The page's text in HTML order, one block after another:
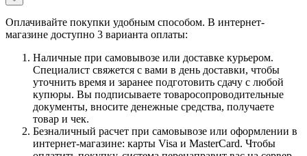
Оплачивайте покупки удобным способом. В интернет-
магазине доступно 3 варианта оплаты:
Наличные при самовывозе или доставке курьером.
Специалист свяжется с вами в день доставки, чтобы
уточнить время и заранее подготовить сдачу с любой
купюры. Вы подписываете товаросопроводительные
документы, вносите денежные средства, получаете
товар и чек.
Безналичный расчет при самовывозе или оформлении в
интернет-магазине: карты Visa и MasterCard. Чтобы